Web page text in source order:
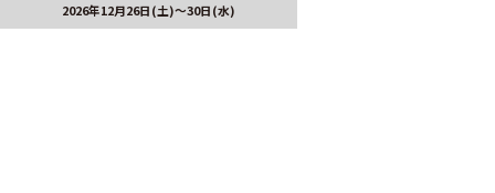
2026年12月26日(土)～30日(水)